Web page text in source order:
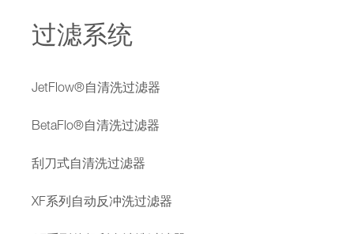
过滤系统
JetFlow®自清洗过滤器
BetaFlo®自清洗过滤器
刮刀式自清洗过滤器
XF系列自动反冲洗过滤器